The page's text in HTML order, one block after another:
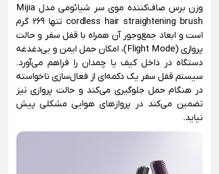
وزن برس صاف‌کننده موی سر شیائومی مدل Mijia
cordless hair straightening brush تنها ۲۶۹ گرم
است و ابعاد جمع‌وجور آن همراه با قفل سفر و حالت
پروازی (Flight Mode)، امکان حمل ایمن و بی‌دغدغه
دستگاه در داخل کیف یا چمدان را فراهم می‌آورد.
سیستم قفل سفر یک دکمه‌ای از فعال‌سازی ناخواسته
در هنگام حمل جلوگیری می‌کند و حالت پروازی نیز
تضمین می‌کند در پروازهای هوایی مشکلی پیش
نیاید.